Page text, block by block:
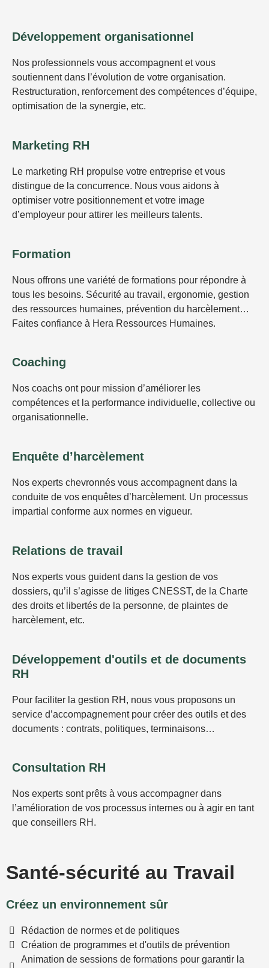
Développement organisationnel
Nos professionnels vous accompagnent et vous
soutiennent dans l’évolution de votre organisation.
Restructuration, renforcement des compétences d’équipe,
optimisation de la synergie, etc.
Marketing RH
Le marketing RH propulse votre entreprise et vous
distingue de la concurrence. Nous vous aidons à
optimiser votre positionnement et votre image
d’employeur pour attirer les meilleurs talents.
Formation
Nous offrons une variété de formations pour répondre à
tous les besoins. Sécurité au travail, ergonomie, gestion
des ressources humaines, prévention du harcèlement…
Faites confiance à Hera Ressources Humaines.
Coaching
Nos coachs ont pour mission d’améliorer les
compétences et la performance individuelle, collective ou
organisationnelle.
Enquête d’harcèlement
Nos experts chevronnés vous accompagnent dans la
conduite de vos enquêtes d’harcèlement. Un processus
impartial conforme aux normes en vigueur.
Relations de travail
Nos experts vous guident dans la gestion de vos
dossiers, qu’il s’agisse de litiges CNESST, de la Charte
des droits et libertés de la personne, de plaintes de
harcèlement, etc.
Développement d'outils et de documents
RH
Pour faciliter la gestion RH, nous vous proposons un
service d’accompagnement pour créer des outils et des
documents : contrats, politiques, terminaisons…
Consultation RH
Nos experts sont prêts à vous accompagner dans
l’amélioration de vos processus internes ou à agir en tant
que conseillers RH.
Santé-sécurité au Travail
Créez un environnement sûr
Rédaction de normes et de politiques
Création de programmes et d'outils de prévention
Animation de sessions de formations pour garantir la